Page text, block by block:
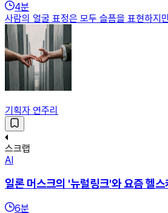
4분
사람의 얼굴 표정은 모두 슬픔을 표현하지
기획자 연주리
스크랩
AI
일론 머스크의 '뉴럴링크'와 요즘 헬스
6분